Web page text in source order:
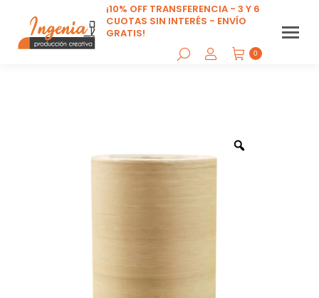
¡10% OFF TRANSFERENCIA - 3 Y 6
CUOTAS SIN INTERÉS - ENVÍO
GRATIS!
0